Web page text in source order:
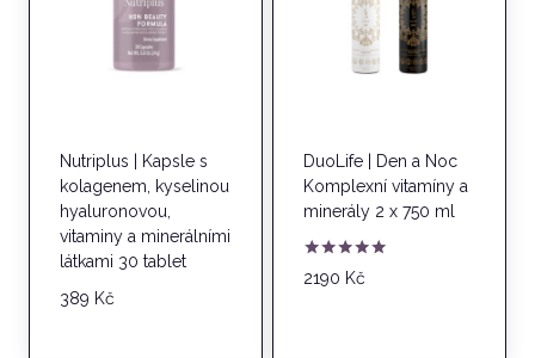
Nutriplus | Kapsle s
kolagenem, kyselinou
hyaluronovou,
vitaminy a minerálními
látkami 30 tablet
389 Kč
DuoLife | Den a Noc
Komplexní vitamíny a
minerály 2 x 750 ml
Hodnocení
5.00
2190 Kč